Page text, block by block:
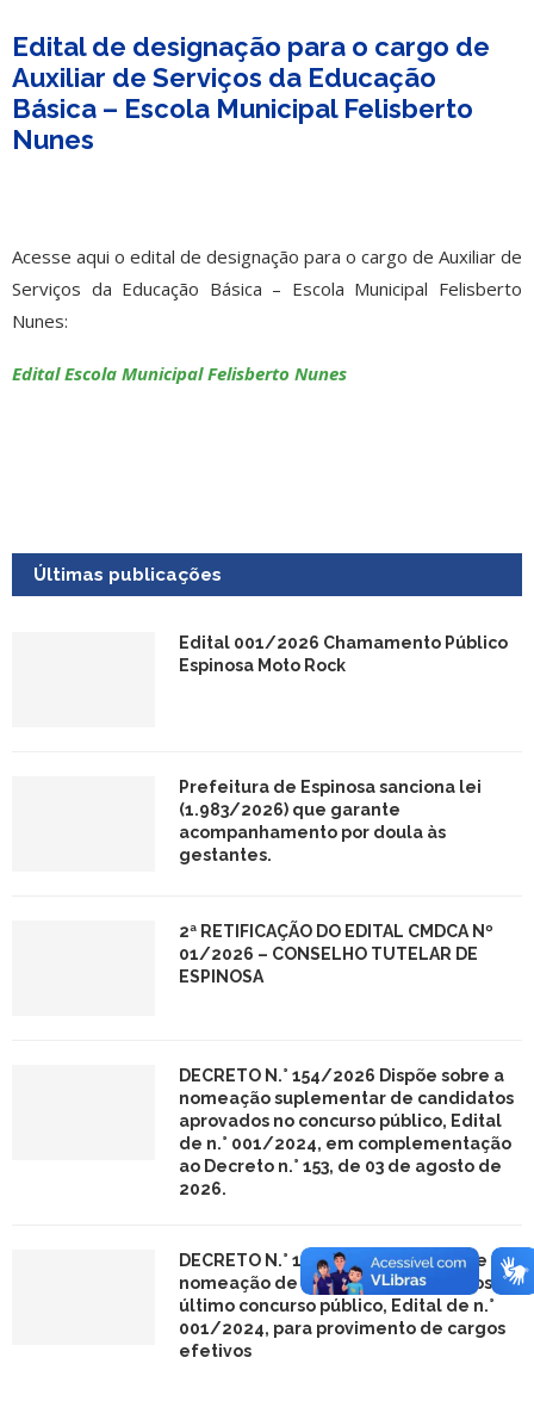
Edital de designação para o cargo de
Auxiliar de Serviços da Educação
Básica – Escola Municipal Felisberto
Nunes
Acesse aqui o edital de designação para o cargo de Auxiliar de
Serviços da Educação Básica – Escola Municipal Felisberto
Nunes:
Edital Escola Municipal Felisberto Nunes
Últimas publicações
Edital 001/2026 Chamamento Público
Espinosa Moto Rock
Prefeitura de Espinosa sanciona lei
(1.983/2026) que garante
acompanhamento por doula às
gestantes.
2ª RETIFICAÇÃO DO EDITAL CMDCA Nº
01/2026 – CONSELHO TUTELAR DE
ESPINOSA
DECRETO N.° 154/2026 Dispõe sobre a
nomeação suplementar de candidatos
aprovados no concurso público, Edital
de n.° 001/2024, em complementação
ao Decreto n.° 153, de 03 de agosto de
2026.
DECRETO N.° 153/2026 Dispõe sobre a
nomeação de candidatos aprovados no
último concurso público, Edital de n.°
001/2024, para provimento de cargos
efetivos